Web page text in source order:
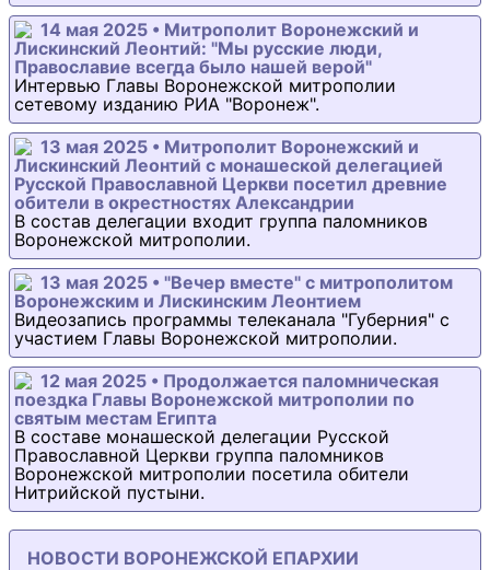
14 мая 2025 • Митрополит Воронежский и
Лискинский Леонтий: "Мы русские люди,
Православие всегда было нашей верой"
Интервью Главы Воронежской митрополии
сетевому изданию РИА "Воронеж".
13 мая 2025 • Митрополит Воронежский и
Лискинский Леонтий с монашеской делегацией
Русской Православной Церкви посетил древние
обители в окрестностях Александрии
В состав делегации входит группа паломников
Воронежской митрополии.
13 мая 2025 • "Вечер вместе" с митрополитом
Воронежским и Лискинским Леонтием
Видеозапись программы телеканала "Губерния" с
участием Главы Воронежской митрополии.
12 мая 2025 • Продолжается паломническая
поездка Главы Воронежской митрополии по
святым местам Египта
В составе монашеской делегации Русской
Православной Церкви группа паломников
Воронежской митрополии посетила обители
Нитрийской пустыни.
НОВОСТИ ВОРОНЕЖСКОЙ ЕПАРХИИ